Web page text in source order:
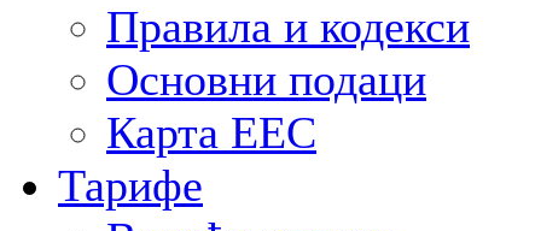
Правила и кодекси
Основни подаци
Карта ЕЕС
Тарифе